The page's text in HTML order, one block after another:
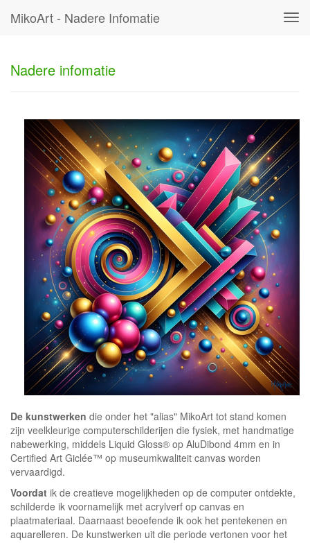
MikoArt - Nadere Infomatie
Nadere infomatie
De kunstwerken die onder het "alias" MikoArt tot stand komen
zijn veelkleurige computerschilderijen die fysiek, met handmatige
nabewerking, middels Liquid Gloss® op AluDibond 4mm en in
Certified Art Giclée™ op museumkwaliteit canvas worden
vervaardigd.
Voordat ik de creatieve mogelijkheden op de computer ontdekte,
schilderde ik voornamelijk met acrylverf op canvas en
plaatmateriaal. Daarnaast beoefende ik ook het pentekenen en
aquarelleren. De kunstwerken uit die periode vertonen voor het